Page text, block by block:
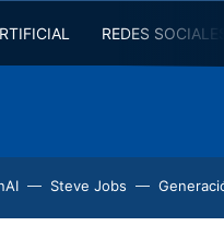
REDES
Steve Jobs